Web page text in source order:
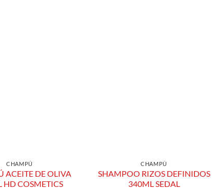
CHAMPÚ
ACEITE DE OLIVA
HD COSMETICS
CHAMPÚ
SHAMPOO RIZOS DEFINIDOS
340ML SEDAL